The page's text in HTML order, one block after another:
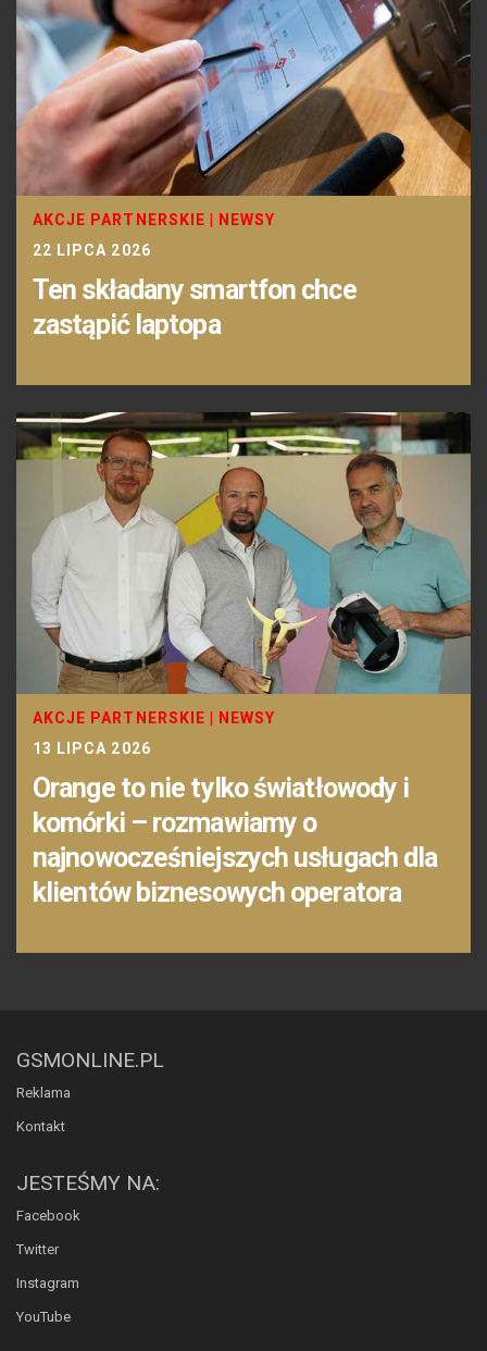
AKCJE PARTNERSKIE
NEWSY
22 LIPCA 2026
Ten składany smartfon chce
zastąpić laptopa
AKCJE PARTNERSKIE
NEWSY
13 LIPCA 2026
Orange to nie tylko światłowody i
komórki – rozmawiamy o
najnowocześniejszych usługach dla
klientów biznesowych operatora
GSMONLINE.PL
Reklama
Kontakt
JESTEŚMY NA:
Facebook
Twitter
Instagram
YouTube